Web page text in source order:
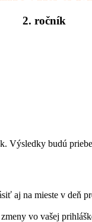
2. ročník
budú
aj na mieste v deň
vo vašej